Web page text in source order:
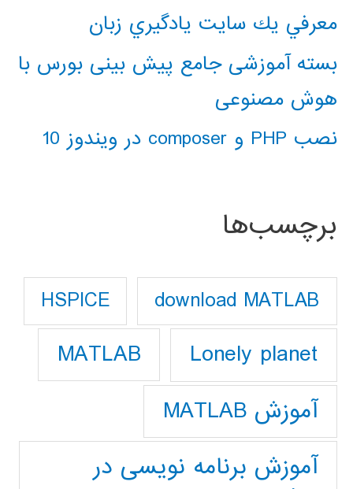
معرفي يك سايت يادگيري زبان
بسته آموزشی جامع پیش بینی بورس با
هوش مصنوعی
نصب PHP و composer در ویندوز 10
برچسب‌ها
download MATLAB
HSPICE
Lonely planet
MATLAB
آموزش MATLAB
آموزش برنامه نویسی در